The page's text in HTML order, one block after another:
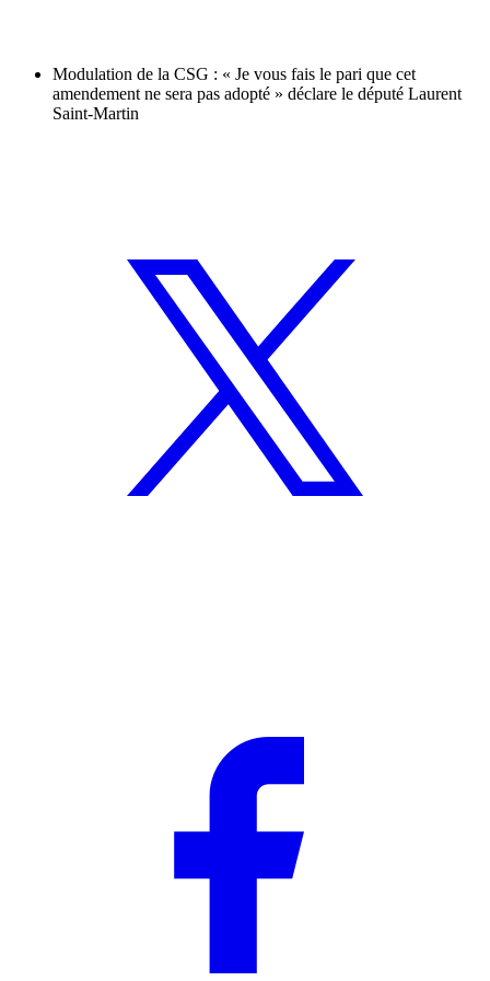
Modulation de la CSG : « Je vous fais le pari que cet
amendement ne sera pas adopté » déclare le député Laurent
Saint-Martin